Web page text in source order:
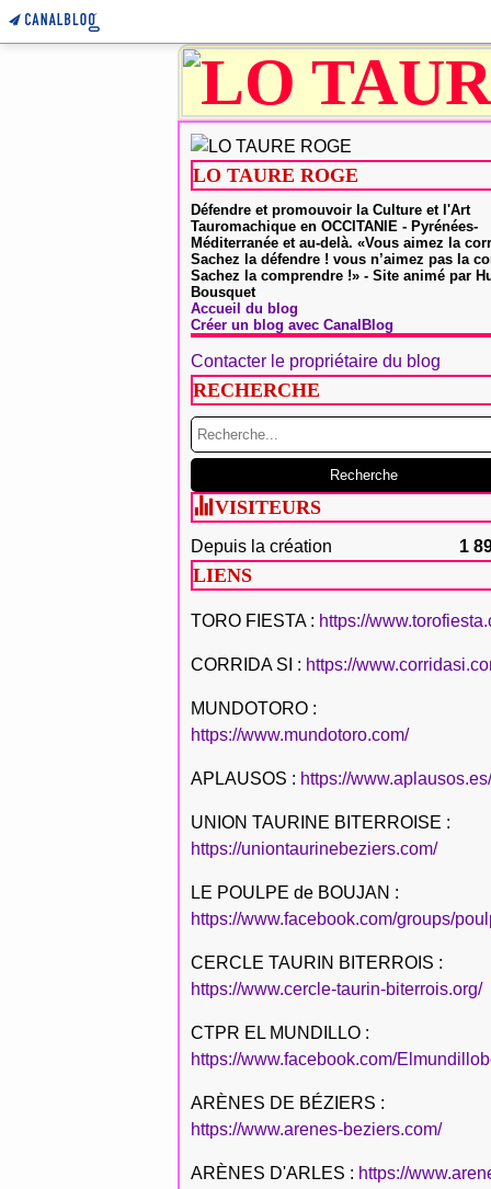
LO TAURE ROGE
Défendre et promouvoir la Culture et l'Art
Tauromachique en OCCITANIE - Pyrénées-
Méditerranée et au-delà. «Vous aimez la
Sachez la défendre ! vous n’aimez pas la
Sachez la comprendre !» - Site animé par
Bousquet
Accueil du blog
Créer un blog avec CanalBlog
Contacter le propriétaire du blog
RECHERCHE
VISITEURS
Depuis la création 1
LIENS
TORO FIESTA : https://
CORRIDA SI : https://
MUNDOTORO :
https://www.mundotoro.com/
APLAUSOS : https://www.aplausos.es/
UNION TAURINE BITERROISE :
https://uniontaurinebeziers.com/
LE POULPE de BOUJAN :
https://www.facebook.com/groups/
CERCLE TAURIN BITERROIS :
https://www.cercle-taurin-biterrois.org/
CTPR EL MUNDILLO :
https://www.facebook.com/
ARÈNES DE BÉZIERS :
https://www.arenes-beziers.com/
ARÈNES D'ARLES : https://